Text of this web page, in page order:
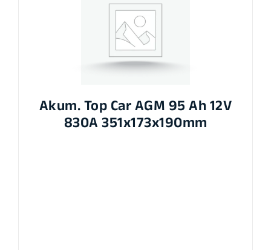
Akum. Top Car AGM 95 Ah 12V
830A 351x173x190mm